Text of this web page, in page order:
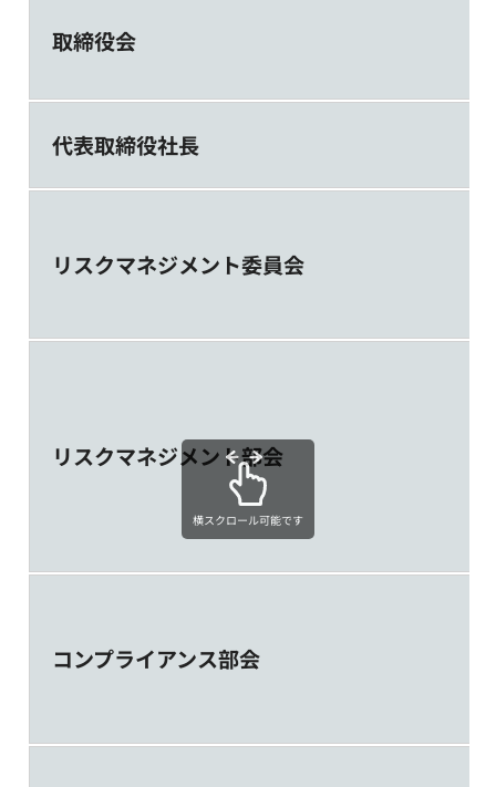
取締役会
代表取締役社長
リスクマネジメント委員会
リスクマネジメント部会
コンプライアンス部会
横スクロール可能です